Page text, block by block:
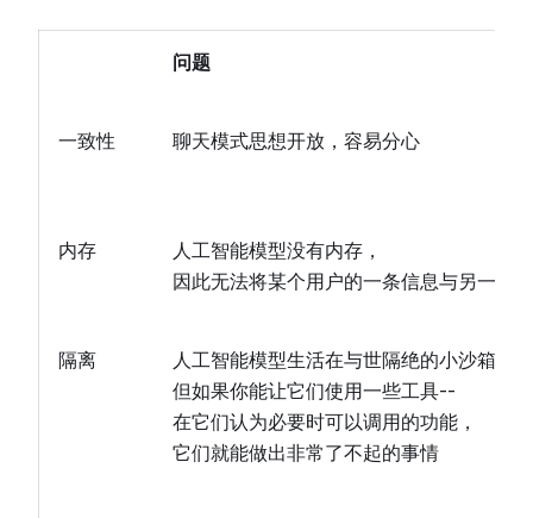
问题
一致性 聊天模式思想开放，容易分心
内存
人工智能模型没有内存，
因此无法将某个用户的一条信息与另一条
隔离
人工智能模型生活在与世隔绝的小沙箱中，
但如果你能让它们使用一些工具--
在它们认为必要时可以调用的功能，
它们就能做出非常了不起的事情